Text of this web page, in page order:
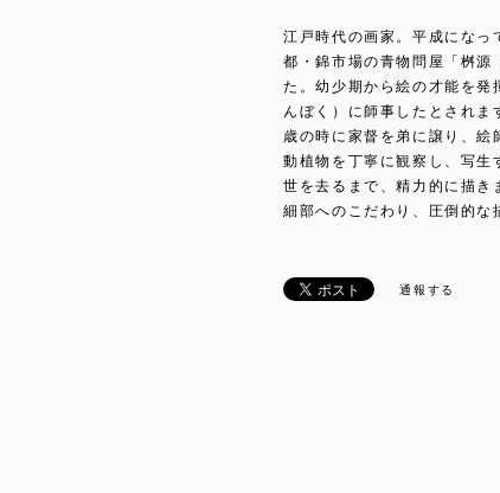
江戸時代の画家。平成になっ
都・錦市場の青物問屋「桝源
た。幼少期から絵の才能を発
んぼく）に師事したとされ
歳の時に家督を弟に譲り、
動植物を丁寧に観察し、写
世を去るまで、精力的に描き
細部へのこだわり、圧倒的な
通報する